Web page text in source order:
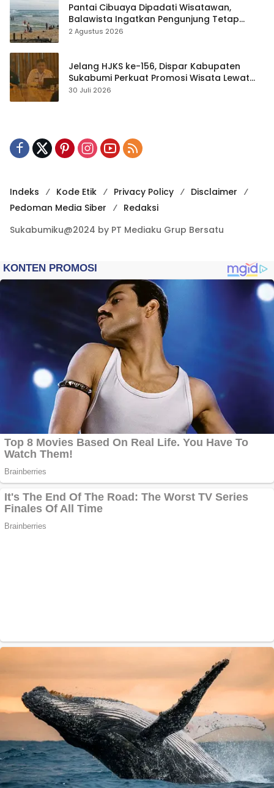
Pantai Cibuaya Dipadati Wisatawan,
Balawista Ingatkan Pengunjung Tetap
Waspada
2 Agustus 2026
Jelang HJKS ke-156, Dispar Kabupaten
Sukabumi Perkuat Promosi Wisata Lewat
Publikasi Digital
30 Juli 2026
Indeks Kode Etik Privacy Policy
Disclaimer
Pedoman Media Siber
Redaksi
Sukabumiku@2024 by PT Mediaku Grup Bersatu